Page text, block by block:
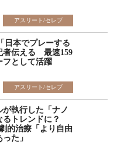
アスリート/セレブ
日本でプレーする
者伝える 最速159
として活躍
アスリート/セレブ
執行した「ナノ
るトレンドに？
的治療「より自由
た」